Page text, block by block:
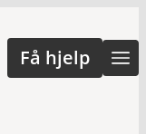
Få hjelp